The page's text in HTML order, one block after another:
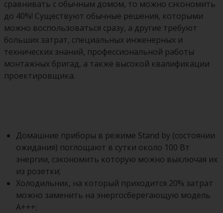
сравнивать с обычным домом, то можно сэкономить
до 40%! Существуют обычные решения, которыми
можно воспользоваться сразу, а другие требуют
больших затрат, специальных инженерных и
технических знаний, профессиональной работы
монтажных бригад, а также высокой квалификации
проектировщика.
Домашние приборы в режиме Stand by (состоянии
ожидания) поглощают в сутки около 100 Вт
энергии, сэкономить которую можно выключая их
из розетки;
Холодильник, на который приходится 20% затрат
можно заменить на энергосберегающую модель
А+++;